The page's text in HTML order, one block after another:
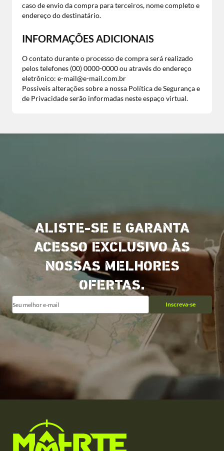
caso de envio da compra para terceiros, nome completo e
endereço do destinatário.
INFORMAÇÕES ADICIONAIS
O contato durante o processo de compra será realizado
pelos telefones (00) 0000-0000 ou através do endereço
eletrônico: e-mail@e-mail.com.br
Possíveis alterações sobre a nossa Política de Segurança e
de Privacidade serão informadas neste espaço virtual.
ALISTE-SE E GARANTA
ACESSO EXCLUSIVO ÀS
NOSSAS MELHORES
OFERTAS.
Inscreva-se